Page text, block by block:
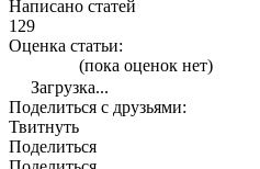
Написано статей
129
Оценка статьи:
(пока оценок нет)
Загрузка...
Поделиться с друзьями:
Твитнуть
Поделиться